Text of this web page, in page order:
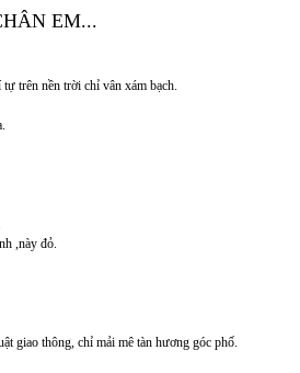
EM...
trên nền trời chỉ vân xám bạch.
,này đỏ.
giao thông, chỉ mải mê tàn hương góc phố.